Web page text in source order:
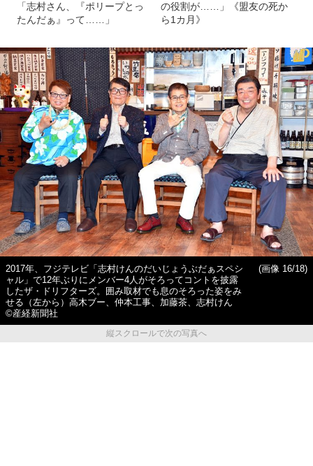
「志村さん、『ポリープとっ
たんだぁ』って……」
の役割が……」《盟友の死か
ら1カ月》
2017年、フジテレビ「志村けんのだいじょうぶだぁスペシ
ャル」で12年ぶりにメンバー4人がそろってコントを披露
したザ・ドリフターズ。囲み取材でも息のそろった姿をみ
せる（左から）高木ブー、仲本工事、加藤茶、志村けん
©産経新聞社
(画像 16/18)
縦スクロールで次の写真へ